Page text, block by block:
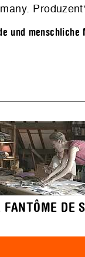
und menschliche
FANTÔME DE